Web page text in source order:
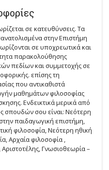
σε κατευθύνσεις. Τα
στην Επιστήμη
σε υποχρεωτικά και
παρακολούθησης
πεδίων και συμμετοχής σε
επίσης τη
που αντικαθιστά
μαθημάτων φιλοσοφίας
Ενδεικτικά μερικά από
σπουδών σου είναι: Νεότερη
παιδαγωγική επιστήμη,
φιλοσοφία, Νεότερη ηθική
Αρχαία φιλοσοφία ,
Γνωσιοθεωρία –